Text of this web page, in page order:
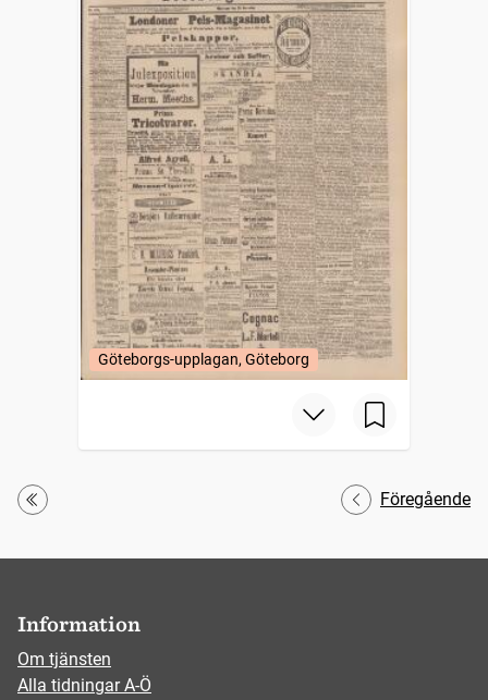
Göteborgs-upplagan, Göteborg
Första
Föregående
Information
Om tjänsten
Alla tidningar A-Ö